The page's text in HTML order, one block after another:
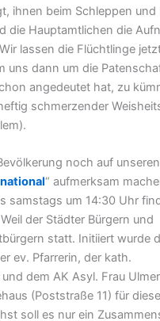
ihnen beim Schleppen und
die Hauptamtlichen die
lassen die Flüchtlinge
uns dann um die
angedeutet hat, zu
schmerzender
noch auf unseren
“ aufmerksam
samstags um 14:30 Uhr
der Städter Bürgern und
statt. Initiiert wurde
ev. Pfarrerin, der kath.
dem AK Asyl. Frau
(Poststraße 11) für
soll es nur ein